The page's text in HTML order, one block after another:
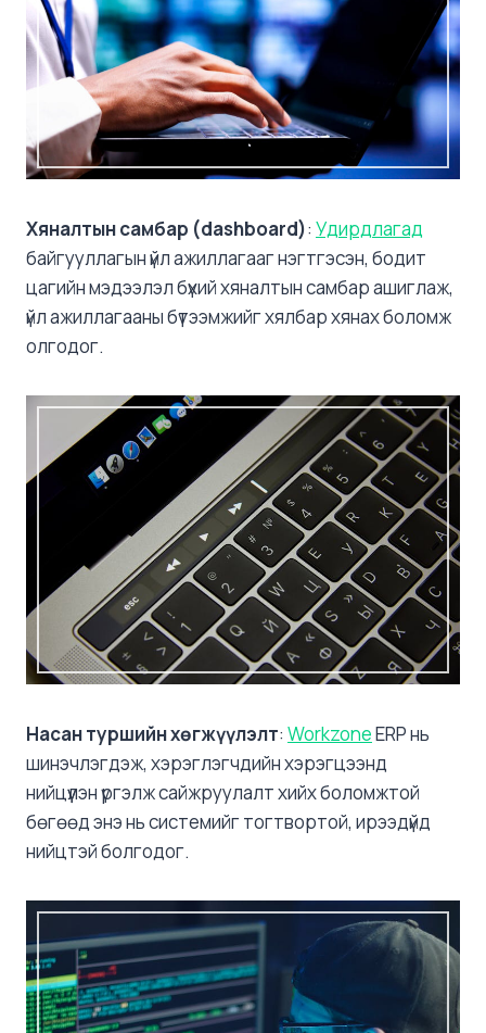
Хяналтын самбар (dashboard): Удирдлагад
байгууллагын үйл ажиллагааг нэгтгэсэн, бодит
цагийн мэдээлэл бүхий хяналтын самбар ашиглаж,
үйл ажиллагааны бүтээмжийг хялбар хянах боломж
олгодог.
Насан туршийн хөгжүүлэлт: WorkzoneERP нь
шинэчлэгдэж, хэрэглэгчдийн хэрэгцээнд
нийцүүлэн үргэлж сайжруулалт хийх боломжтой
бөгөөд энэ нь системийг тогтвортой, ирээдүйд
нийцтэй болгодог.